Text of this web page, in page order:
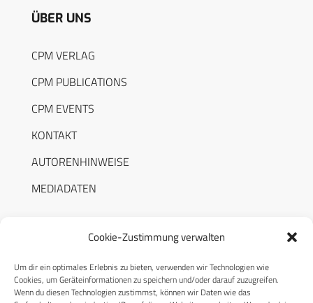
Cookie-Zustimmung verwalten
Um dir ein optimales Erlebnis zu bieten, verwenden wir Technologien wie
Cookies, um Geräteinformationen zu speichern und/oder darauf zuzugreifen.
Wenn du diesen Technologien zustimmst, können wir Daten wie das
ÜBER UNS
CPM VERLAG
CPM PUBLICATIONS
CPM EVENTS
KONTAKT
AUTORENHINWEISE
MEDIADATEN
RECHTLICHES